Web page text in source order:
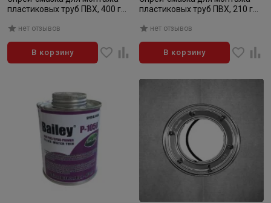
пластиковых труб ПВХ, 400 г
нет отзывов
В корзину
пластиковых труб ПВХ, 210 г
нет отзывов
В корзину